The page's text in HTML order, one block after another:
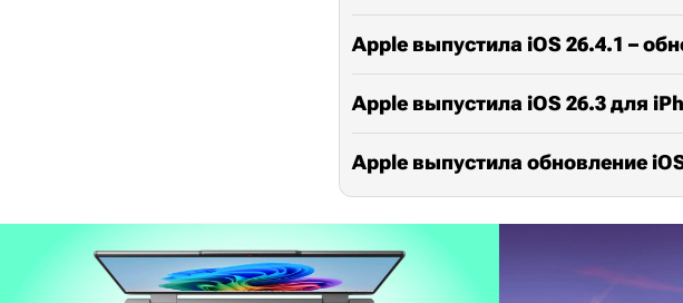
Apple выпустила iOS 26.4.1 –
Apple выпустила iOS 26.3 для
Apple выпустила обновление